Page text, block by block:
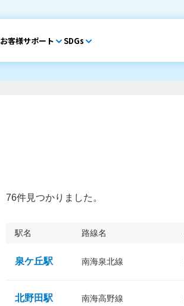
お客様サポート SDGs
76件見つかりました。
駅名 路線名
泉ケ丘駅 南海泉北線
北野田駅 南海高野線